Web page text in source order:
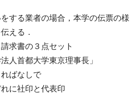
をする業者の場合，本学の伝票の様
える．
求書の３点セット
人首都大学東京理事長」
ばなしで
に社印と代表印